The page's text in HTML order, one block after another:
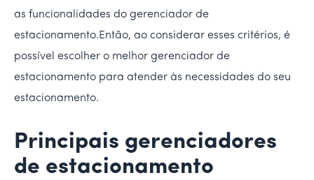
as funcionalidades do gerenciador de
estacionamento.Então, ao considerar esses critérios, é
possível escolher o melhor gerenciador de
estacionamento para atender às necessidades do seu
estacionamento.
Principais gerenciadores
de estacionamento